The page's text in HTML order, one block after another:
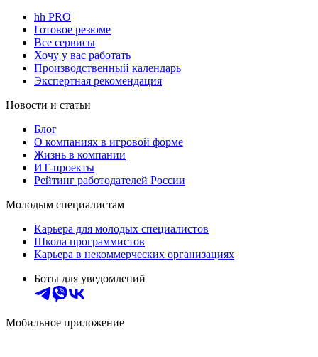
hh PRO
Готовое резюме
Все сервисы
Хочу у вас работать
Производственный календарь
Экспертная рекомендация
Новости и статьи
Блог
О компаниях в игровой форме
Жизнь в компании
ИТ-проекты
Рейтинг работодателей России
Молодым специалистам
Карьера для молодых специалистов
Школа программистов
Карьера в некоммерческих организациях
Боты для уведомлений
Мобильное приложение